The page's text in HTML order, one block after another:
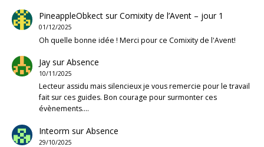
PineappleObkectsurComixity de l’Avent – jour 1
01/12/2025
Oh quelle bonne idée ! Merci pour ce Comixity de l'Avent!
JaysurAbsence
10/11/2025
Lecteur assidu mais silencieux je vous remercie pour le travail
fait sur ces guides. Bon courage pour surmonter ces
évènements.…
Inteorm surAbsence
29/10/2025